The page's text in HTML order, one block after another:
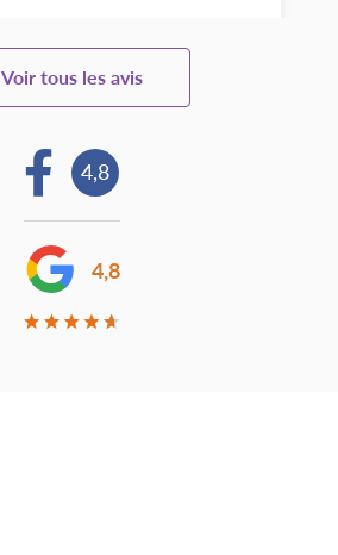
Voir tous les avis
4,8
4,8